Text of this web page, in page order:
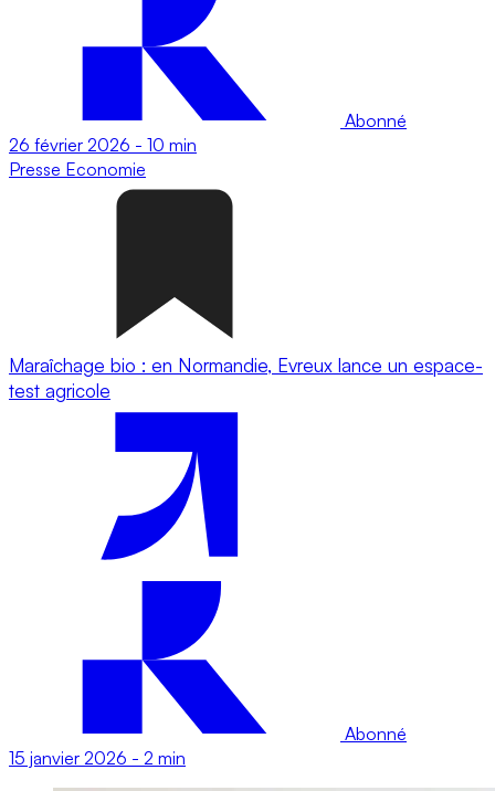
Abonné
26 février 2026 - 10 min
Presse Economie
Maraîchage bio : en Normandie, Evreux lance un espace-
test agricole
Abonné
15 janvier 2026 - 2 min